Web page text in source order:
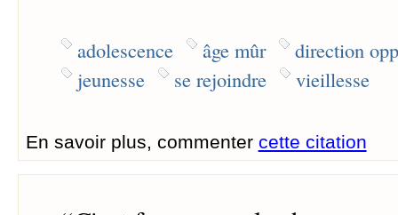
adolescence âge mûr
direction
jeunesse
se rejoindre vieillesse
En savoir plus, commenter cette citation